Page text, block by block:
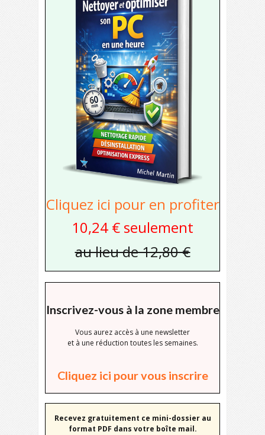
Cliquez ici pour en profiter
10,24 € seulement
au lieu de 12,80 €
Inscrivez-vous à la zone membre
Vous aurez accès à une newsletter
et à une réduction toutes les semaines.
Cliquez ici pour vous inscrire
Recevez gratuitement ce mini-dossier au
format PDF dans votre boîte mail.